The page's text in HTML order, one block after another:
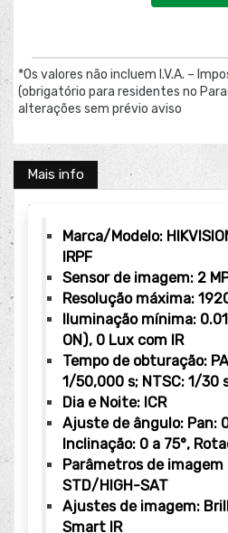
*Os valores não incluem I.V.A. –
(obrigatório para residentes no
alterações sem prévio aviso
Mais info
Marca/Modelo:
IRPF
Sensor de imagem: 2
Resolução máxima:
Iluminação mínima:
ON), 0 Lux com IR
Tempo de obturação:
1/50,000 s; NTSC: 1/30
Dia e Noite: ICR
Ajuste de ângulo: Pan:
Inclinação: 0 a 75°,
Parâmetros de
STD/HIGH-SAT
Ajustes de imagem:
Smart IR